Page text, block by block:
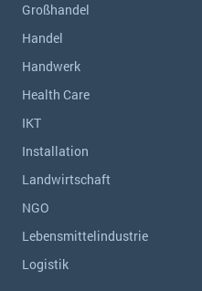
Großhandel
Handel
Handwerk
Health Care
IKT
Installation
Landwirtschaft
NGO
Lebensmittelindustrie
Logistik